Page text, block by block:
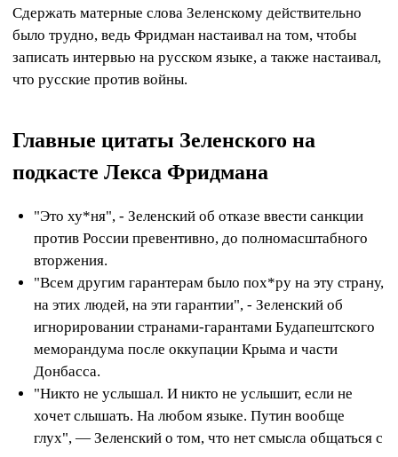
Сдержать матерные слова Зеленскому действительно
было трудно, ведь Фридман настаивал на том, чтобы
записать интервью на русском языке, а также настаивал,
что русские против войны.
Главные цитаты Зеленского на
подкасте Лекса Фридмана
"Это ху*ня", - Зеленский об отказе ввести санкции
против России превентивно, до полномасштабного
вторжения.
"Всем другим гарантерам было пох*ру на эту страну,
на этих людей, на эти гарантии", - Зеленский об
игнорировании странами-гарантами Будапештского
меморандума после оккупации Крыма и части
Донбасса.
"Никто не услышал. И никто не услышит, если не
хочет слышать. На любом языке. Путин вообще
глух", — Зеленский о том, что нет смысла общаться с